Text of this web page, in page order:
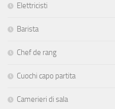
Elettricisti
Barista
Chef de rang
Cuochi capo partita
Camerieri di sala